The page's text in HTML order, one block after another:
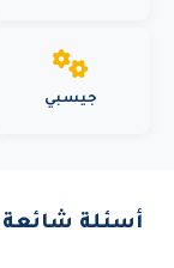
جيسبي
أسئلة شائعة